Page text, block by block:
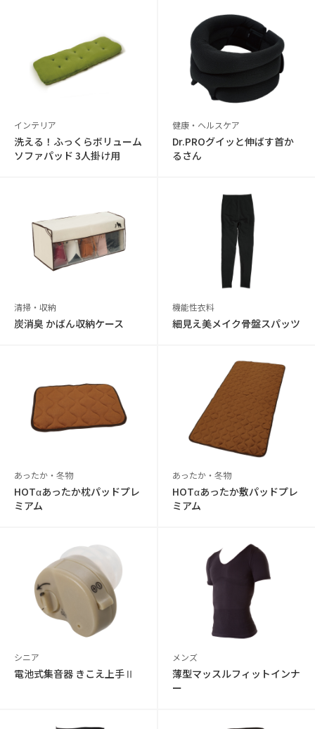
インテリア
洗える！ふっくらボリューム
ソファパッド 3人掛け用
健康・ヘルスケア
Dr.PROグイッと伸ばす首か
るさん
清掃・収納
炭消臭 かばん収納ケース
機能性衣料
細見え美メイク骨盤スパッツ
あったか・冬物
HOTαあったか枕パッドプレ
ミアム
あったか・冬物
HOTαあったか敷パッドプレ
ミアム
シニア
電池式集音器 きこえ上手Ⅱ
メンズ
薄型マッスルフィットインナ
ー